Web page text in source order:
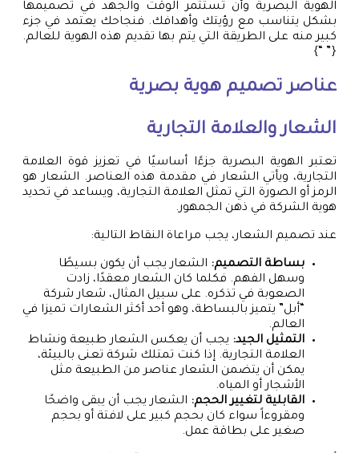
الهوية البصرية وأن تستثمر الوقت والجهد في تصميمها
بشكل يتناسب مع رؤيتك وأهدافك. فنجاحك يعتمد في جزء
كبير منه على الطريقة التي يتم بها تقديم هذه الهوية للعالم.
{” “}
عناصر تصميم هوية بصرية
الشعار والعلامة التجارية
تعتبر الهوية البصرية جزءًا أساسيًا في تعزيز قوة العلامة
التجارية، ويأتي الشعار في مقدمة هذه العناصر. الشعار هو
الرمز أو الصورة التي تمثل العلامة التجارية، ويساعد في تحديد
هوية الشركة في ذهن الجمهور.
عند تصميم الشعار، يجب مراعاة النقاط التالية:
بساطة التصميم: الشعار يجب أن يكون بسيطًا
وسهل الفهم. فكلما كان الشعار معقدًا، زادت
الصعوبة في تذكره. على سبيل المثال، شعار شركة
“أبل” يتميز بالبساطة، وهو أحد أكثر الشعارات تميزا في
العالم.
التمثيل الجيد: يجب أن يعكس الشعار طبيعة ونشاط
العلامة التجارية. إذا كنت تمتلك شركة تعنى بالبيئة،
يمكن أن يتضمن الشعار عناصر من الطبيعة مثل
الأشجار أو المياه.
القابلية لتغيير الحجم: الشعار يجب أن يبقى واضحًا
ومقروءاً سواء كان بحجم كبير على لافتة أو بحجم
صغير على بطاقة عمل.